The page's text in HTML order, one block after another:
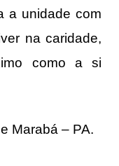
a unidade com
na caridade,
como a si
Marabá – PA.